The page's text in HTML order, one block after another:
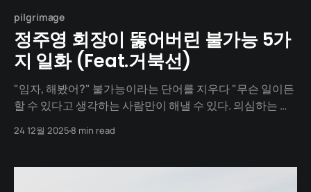
pilgrimage
정주영 회장이 뚫어버린 불가능 5가
지 일화 (Feat.거북선)
"임자, 해봤어?" 불가능이라는 단어를 지우다 "무슨 일이든
할 수 있다고 생각하는 사람만이 해낼 수 있다. 의심하는 사
도, 기술도, 돈도 없었다. 있는 것이라곤 "잘 살아보세"라는
24 12월 20258 min read